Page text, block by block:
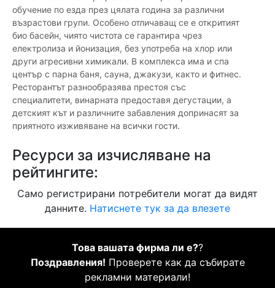
обучение по езда през цялата година за различни
възрастови групи. Особено отличаващ се е откритият
био басейн, чиято чистота се гарантира чрез
електролиза и йонизация, без употреба на хлор или
други агресивни химикали. В комплекса има и спа
център с парна баня, сауна, джакузи, както и фитнес.
Ресторантът разнообразява престоя със
специалитети, винарната предоставя дегустации, а
детският кът и различните забавления допринасят за
приятното изживяване на всички гости.
Ресурси за изчисляване на
рейтингите:
Само регистрирани потребители могат да видят
данните. Натиснете тук за да влезете
Това вашата фирма ли е??
Поздравления! Проверете как да събирате
рекламни материали!